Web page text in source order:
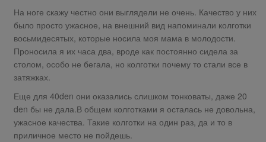
На ноге скажу честно они выглядели не очень. Качество у них
было просто ужасное, на внешний вид напоминали колготки
восьмидесятых, которые носила моя мама в молодости.
Проносила я их часа два, вроде как постоянно сидела за
столом, особо не бегала, но колготки почему то стали все в
затяжках.
Еще для 40den они оказались слишком тонковаты, даже 20
den бы не дала.В общем колготками я осталась не довольна,
ужасное качества. Такие колготки на один раз, да и то в
приличное место не пойдешь.